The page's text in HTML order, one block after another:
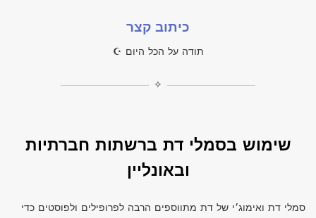
כיתוב קצר
תודה על הכל היום ☪
✧
שימוש בסמלי דת ברשתות חברתיות
ובאונליין
סמלי דת ואימוג׳י של דת מתווספים הרבה לפרופילים ולפוסטים כדי